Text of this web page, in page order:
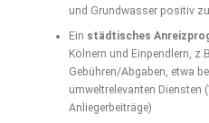
und Grundwasser positiv
Ein städtisches
Kölnern und Einpendlern,
Gebühren/Abgaben, etwa
umweltrelevanten Diensten
Anliegerbeiträge)